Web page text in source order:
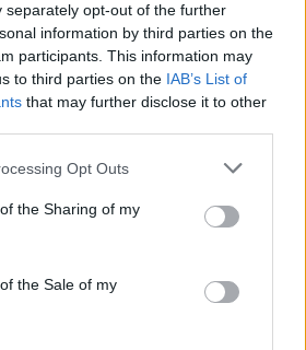
separately opt-out of the further
information by third parties on the
participants. This information may
to third parties on the IAB’s List of
that may further disclose it to other
Opt Outs
the Sharing of my
the Sale of my
in 2017 over zijn
Vak-P
altijd langs de hoofdingang langs
heeft daar zomaar een paar
Ik had zelf vaak een
met me meeliep. Die jongens van
die grote ogen in hun kop en dat
Cola." Waarop Wilfred Genee nog een